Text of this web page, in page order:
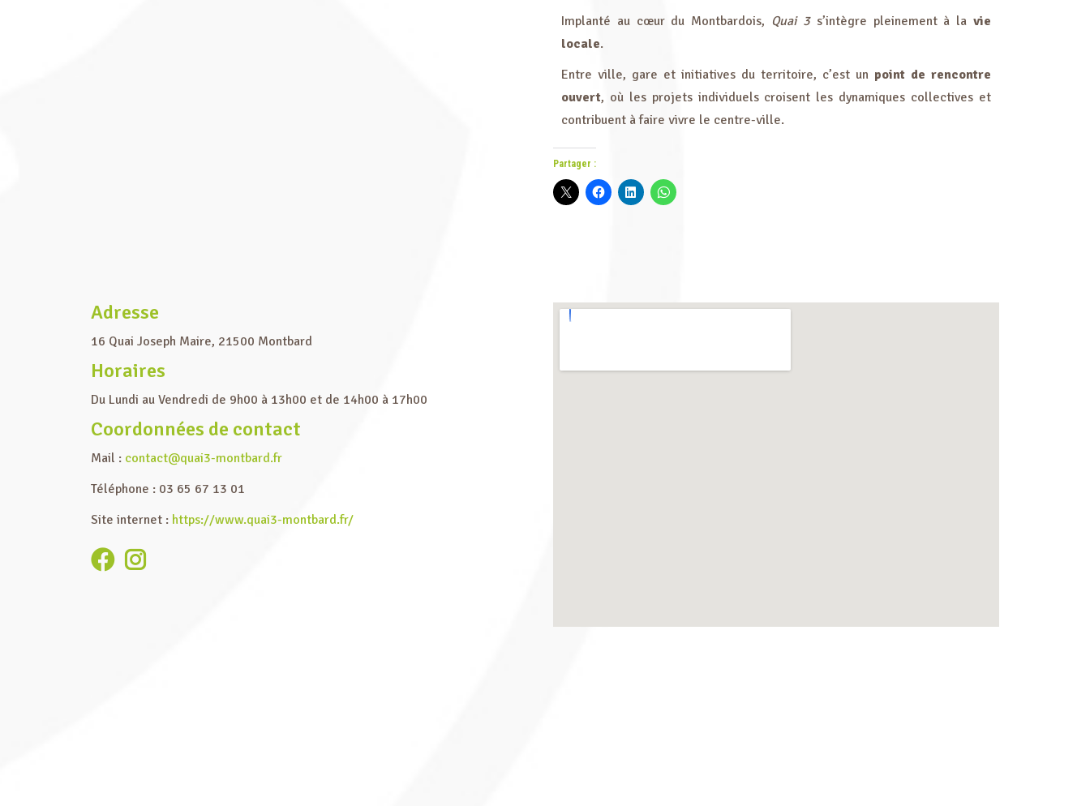
Implanté au cœur du Montbardois, Quai 3s’intègre pleinement à la vie
locale.
Entre ville, gare et initiatives du territoire, c’est un point de rencontre
ouvert, où les projets individuels croisent les dynamiques collectives et
contribuent à faire vivre le centre-ville.
Partager :
Adresse
16 Quai Joseph Maire, 21500 Montbard
Horaires
Du Lundi au Vendredi de 9h00 à 13h00 et de 14h00 à 17h00
Coordonnées de contact
Mail : contact@quai3-montbard.fr
Téléphone : 03 65 67 13 01
Site internet : https://www.quai3-montbard.fr/